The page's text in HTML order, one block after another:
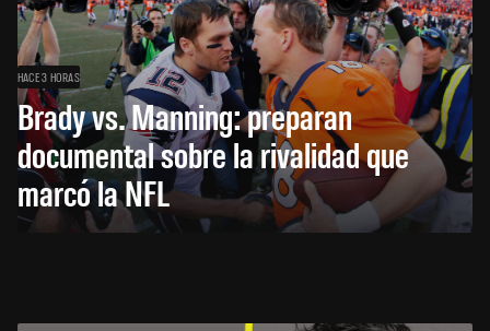
HACE 3 HORAS
Brady vs. Manning: preparan
documental sobre la rivalidad que
marcó la NFL